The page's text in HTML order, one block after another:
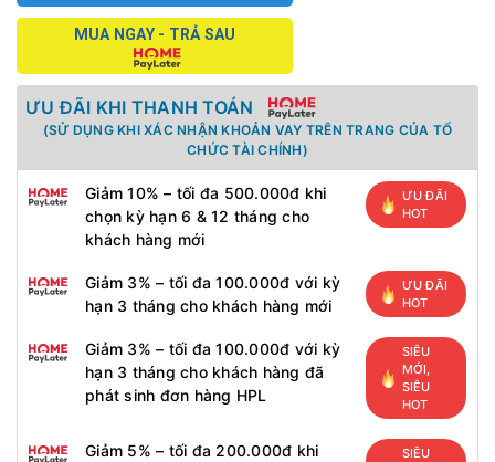
MUA NGAY - TRẢ SAU
ƯU ĐÃI KHI THANH TOÁN
(SỬ DỤNG KHI XÁC NHẬN KHOẢN VAY TRÊN TRANG CỦA TỔ
CHỨC TÀI CHÍNH)
Giảm 10% – tối đa 500.000đ khi
chọn kỳ hạn 6 & 12 tháng cho
khách hàng mới
ƯU ĐÃI
HOT
Giảm 3% – tối đa 100.000đ với kỳ
hạn 3 tháng cho khách hàng mới
ƯU ĐÃI
HOT
Giảm 3% – tối đa 100.000đ với kỳ
hạn 3 tháng cho khách hàng đã
phát sinh đơn hàng HPL
SIÊU
MỚI,
SIÊU
HOT
Giảm 5% – tối đa 200.000đ khi
SIÊU